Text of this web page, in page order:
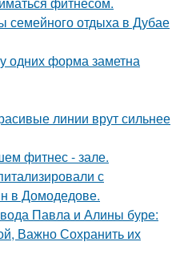
семейного отдыха в Дубае
одних форма заметна
линии врут сильнее
фитнес - зале.
с
в Домодедове.
Павла и Алины буре:
Важно Сохранить их